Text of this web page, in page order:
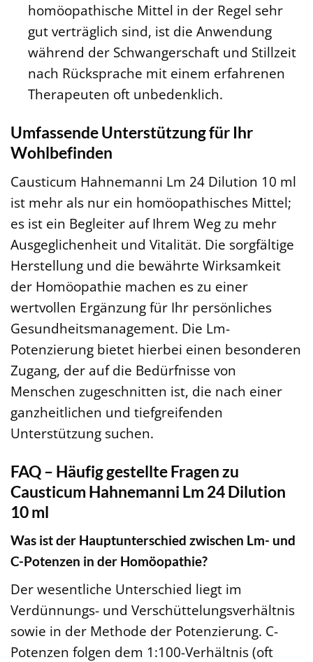
homöopathische Mittel in der Regel sehr
gut verträglich sind, ist die Anwendung
während der Schwangerschaft und Stillzeit
nach Rücksprache mit einem erfahrenen
Therapeuten oft unbedenklich.
Umfassende Unterstützung für Ihr
Wohlbefinden
Causticum Hahnemanni Lm 24 Dilution 10 ml
ist mehr als nur ein homöopathisches Mittel;
es ist ein Begleiter auf Ihrem Weg zu mehr
Ausgeglichenheit und Vitalität. Die sorgfältige
Herstellung und die bewährte Wirksamkeit
der Homöopathie machen es zu einer
wertvollen Ergänzung für Ihr persönliches
Gesundheitsmanagement. Die Lm-
Potenzierung bietet hierbei einen besonderen
Zugang, der auf die Bedürfnisse von
Menschen zugeschnitten ist, die nach einer
ganzheitlichen und tiefgreifenden
Unterstützung suchen.
FAQ – Häufig gestellte Fragen zu
Causticum Hahnemanni Lm 24 Dilution
10 ml
Was ist der Hauptunterschied zwischen Lm- und
C-Potenzen in der Homöopathie?
Der wesentliche Unterschied liegt im
Verdünnungs- und Verschüttelungsverhältnis
sowie in der Methode der Potenzierung. C-
Potenzen folgen dem 1:100-Verhältnis (oft